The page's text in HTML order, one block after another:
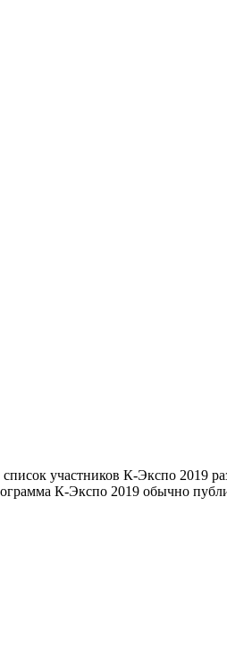
участников К-Экспо 2019
К-Экспо 2019 обычно